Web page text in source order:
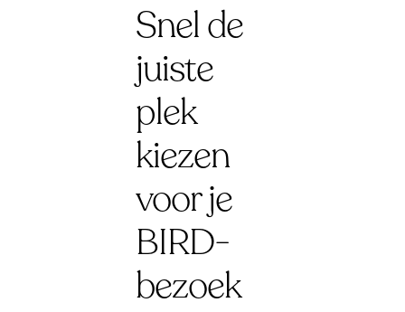
Snel de
juiste
plek
kiezen
voor je
BIRD-
bezoek